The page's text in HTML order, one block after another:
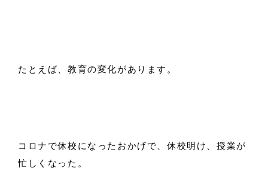
たとえば、教育の変化があります。
コロナで休校になったおかげで、休校明け、授業が
忙しくなった。